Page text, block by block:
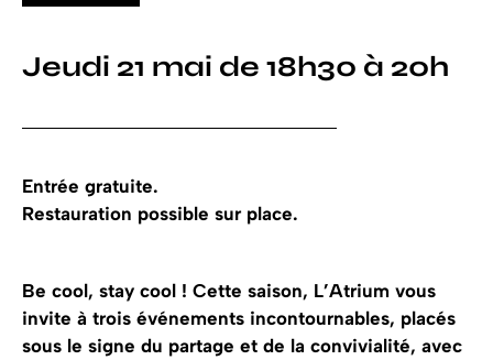
Jeudi 21 mai de 18h30 à 20h
Entrée gratuite.
Restauration possible sur place.
Be cool, stay cool ! Cette saison, L’Atrium vous
invite à trois événements incontournables, placés
sous le signe du partage et de la convivialité, avec